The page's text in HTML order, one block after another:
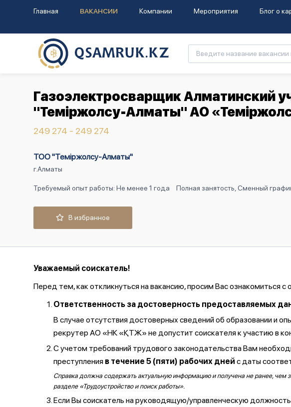
Главная ВАКАНСИИ Компании Мероприятия Блог о
Газоэлектросварщик Алматинский
"Теміржолсу-Алматы" АО
249 274 - 249 274
ТОО "Теміржолсу-Алматы"
г.Алматы
Требуемый опыт работы: Не менее 1 года Полная занятость, Сменный
В избранное
Уважаемый соискатель!
Перед тем, как откликнуться на вакансию, просим Вас ознакомиться
Ответственность за достоверность предоставляемых
В случае отсутствия достоверных сведений об образовании и
рекрутер АО «НК «ҚТЖ» не допустит соискателя к участию в
С учетом требований трудового законодательства Вам
преступления в течение 5 (пяти) рабочих дней с даты
Справка должна содержать актуальную информацию и получена не ранее, чем
разделе «Трудоустройство и поиск работы».
Если Вы соискатель на руководящую/управленческую